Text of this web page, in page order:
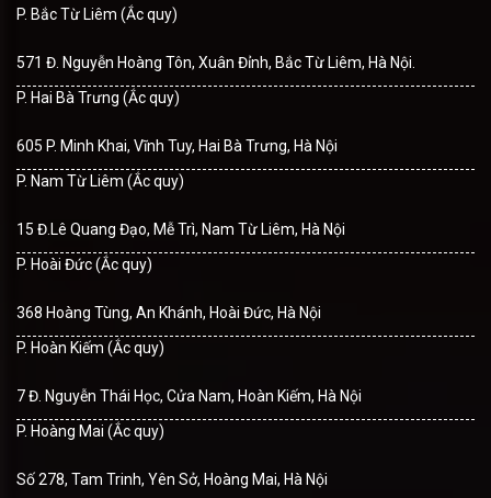
P. Bắc Từ Liêm (Ắc quy)
571 Đ. Nguyễn Hoàng Tôn, Xuân Đỉnh, Bắc Từ Liêm, Hà Nội.
P. Hai Bà Trưng (Ắc quy)
605 P. Minh Khai, Vĩnh Tuy, Hai Bà Trưng, Hà Nội
P. Nam Từ Liêm (Ắc quy)
15 Đ.Lê Quang Đạo, Mễ Trì, Nam Từ Liêm, Hà Nội
P. Hoài Đức (Ắc quy)
368 Hoàng Tùng, An Khánh, Hoài Đức, Hà Nội
P. Hoàn Kiếm (Ắc quy)
7 Đ. Nguyễn Thái Học, Cửa Nam, Hoàn Kiếm, Hà Nội
P. Hoàng Mai (Ắc quy)
Số 278, Tam Trinh, Yên Sở, Hoàng Mai, Hà Nội